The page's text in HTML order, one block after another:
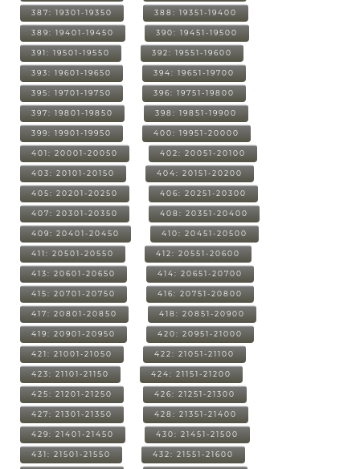
387: 19301-19350 388: 19351-19400
389: 19401-19450 390: 19451-19500
391: 19501-19550 392: 19551-19600
393: 19601-19650 394: 19651-19700
395: 19701-19750 396: 19751-19800
397: 19801-19850 398: 19851-19900
399: 19901-19950 400: 19951-20000
401: 20001-20050 402: 20051-20100
403: 20101-20150 404: 20151-20200
405: 20201-20250 406: 20251-20300
407: 20301-20350 408: 20351-20400
409: 20401-20450 410: 20451-20500
411: 20501-20550 412: 20551-20600
413: 20601-20650 414: 20651-20700
415: 20701-20750 416: 20751-20800
417: 20801-20850 418: 20851-20900
419: 20901-20950 420: 20951-21000
421: 21001-21050 422: 21051-21100
423: 21101-21150 424: 21151-21200
425: 21201-21250 426: 21251-21300
427: 21301-21350 428: 21351-21400
429: 21401-21450 430: 21451-21500
431: 21501-21550 432: 21551-21600